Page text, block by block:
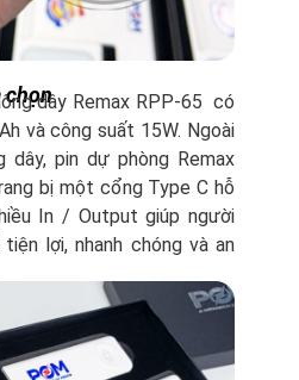
chọndây Remax RPP-65 có
và công suất 15W. Ngoài
dây, pin dự phòng Remax
bị một cổng Type C hỗ
In / Output giúp người
lợi, nhanh chóng và an